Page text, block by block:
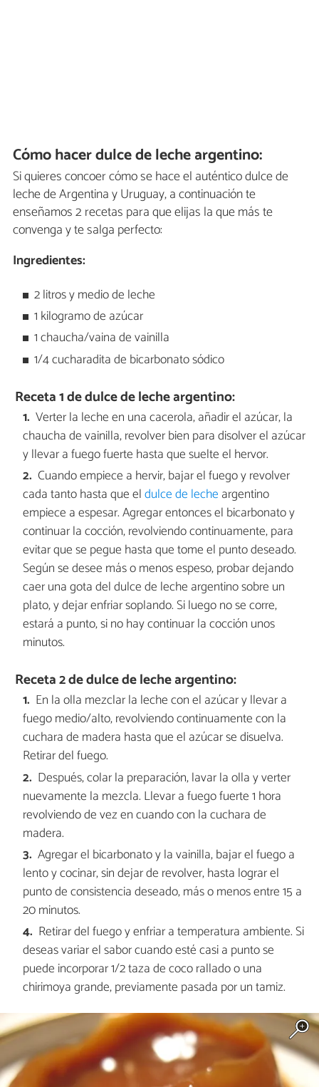
Cómo hacer dulce de leche argentino:
Si quieres concoer cómo se hace el auténtico dulce de
leche de Argentina y Uruguay, a continuación te
enseñamos 2 recetas para que elijas la que más te
convenga y te salga perfecto:
Ingredientes:
2 litros y medio de leche
1 kilogramo de azúcar
1 chaucha/vaina de vainilla
1/4 cucharadita de bicarbonato sódico
Receta 1 de dulce de leche argentino:
Verter la leche en una cacerola, añadir el azúcar, la
chaucha de vainilla, revolver bien para disolver el azúcar
y llevar a fuego fuerte hasta que suelte el hervor.
Cuando empiece a hervir, bajar el fuego y revolver
cada tanto hasta que eldulce de leche argentino
empiece a espesar. Agregar entonces el bicarbonato y
continuar la cocción, revolviendo continuamente, para
evitar que se pegue hasta que tome el punto deseado.
Según se desee más o menos espeso, probar dejando
caer una gota del dulce de leche argentino sobre un
plato, y dejar enfriar soplando. Si luego no se corre,
estará a punto, si no hay continuar la cocción unos
minutos.
Receta 2 de dulce de leche argentino:
En la olla mezclar la leche con el azúcar y llevar a
fuego medio/alto, revolviendo continuamente con la
cuchara de madera hasta que el azúcar se disuelva.
Retirar del fuego.
Después, colar la preparación, lavar la olla y verter
nuevamente la mezcla. Llevar a fuego fuerte 1 hora
revolviendo de vez en cuando con la cuchara de
madera.
Agregar el bicarbonato y la vainilla, bajar el fuego a
lento y cocinar, sin dejar de revolver, hasta lograr el
punto de consistencia deseado, más o menos entre 15 a
20 minutos.
Retirar del fuego y enfriar a temperatura ambiente. Si
deseas variar el sabor cuando esté casi a punto se
puede incorporar 1/2 taza de coco rallado o una
chirimoya grande, previamente pasada por un tamiz.